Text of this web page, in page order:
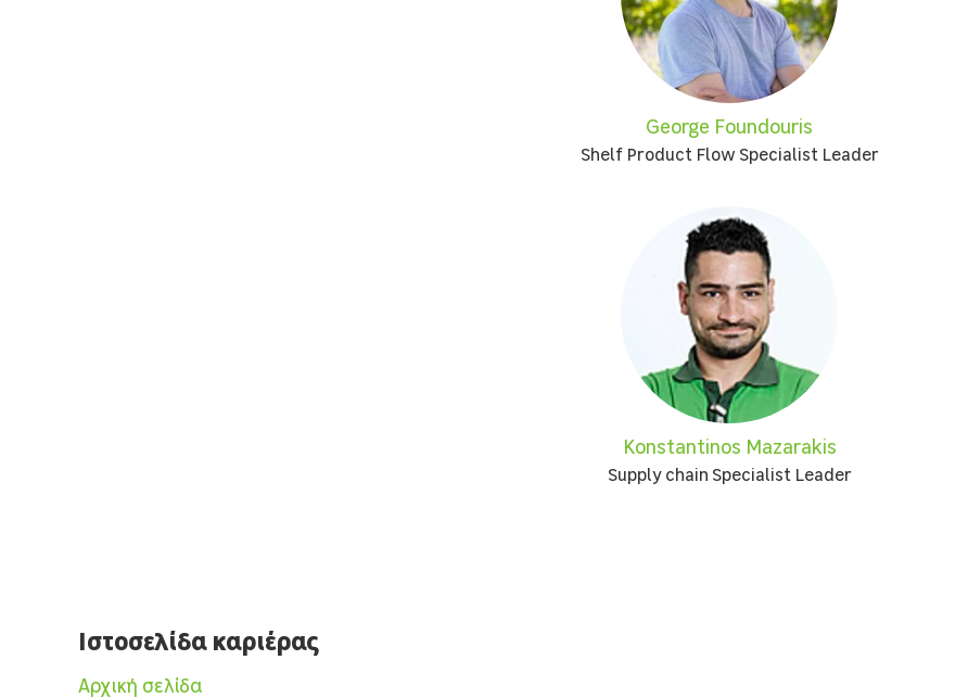
George Foundouris
Shelf Product Flow Specialist Leader
Konstantinos Mazarakis
Supply chain Specialist Leader
Ιστοσελίδα καριέρας
Αρχική σελίδα